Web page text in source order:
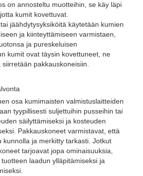
on annosteltu muotteihin, se käy läpi
kumit kovettuvat.
jäähdytysyksiköitä käytetään kumien
ja kiinteyttämiseen varmistaen,
ja pureskeluisen
kumit ovat täysin kovettuneet, ne
pakkauskoneisiin.
osa kumimaisten valmistuslaitteiden
tyypillisesti suljettuihin pusseihin tai
säilyttämiseksi ja kosteuden
Pakkauskoneet varmistavat, että
kunnolla ja merkitty tarkasti. Jotkut
tarjoavat jopa ominaisuuksia,
laadun ylläpitämiseksi ja